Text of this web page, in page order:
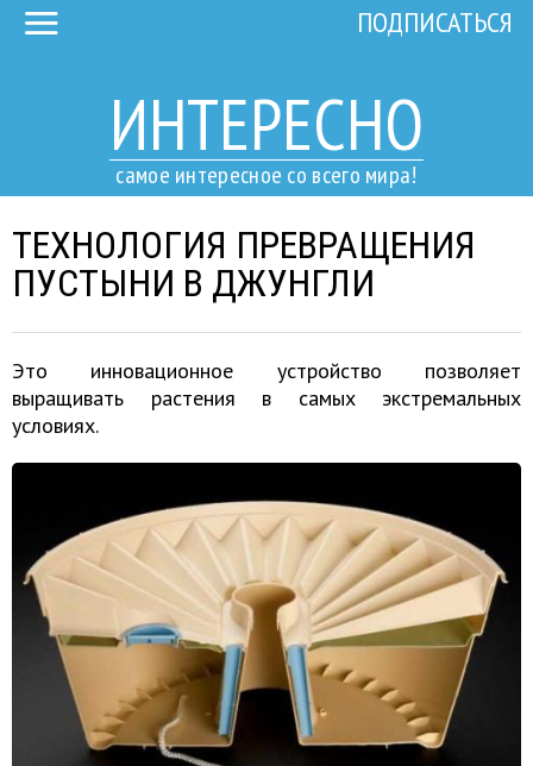
ИНТЕРЕСНО
самое интересное со всего мира!
ПОДПИСАТЬСЯ
ТЕХНОЛОГИЯ ПРЕВРАЩЕНИЯ
ПУСТЫНИ В ДЖУНГЛИ
Это инновационное устройство позволяет
выращивать растения в самых экстремальных
условиях.